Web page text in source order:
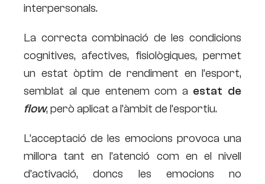
interpersonals.
La correcta combinació de les condicions
cognitives, afectives, fisiològiques, permet
un estat òptim de rendiment en l’esport,
semblat al que entenem com a estat de
flow, però aplicat a l’àmbit de l’esportiu.
L’acceptació de les emocions provoca una
millora tant en l’atenció com en el nivell
d’activació, doncs les emocions no